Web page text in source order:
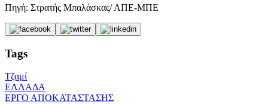
Πηγή: Στρατής Μπαλάσκας/ ΑΠΕ-ΜΠΕ
Tags
Τζαμί
ΕΛΛΑΔΑ
ΕΡΓΟ ΑΠΟΚΑΤΑΣΤΑΣΗΣ